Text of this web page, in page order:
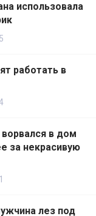
использовала
работать в
в дом
за некрасивую
лез под